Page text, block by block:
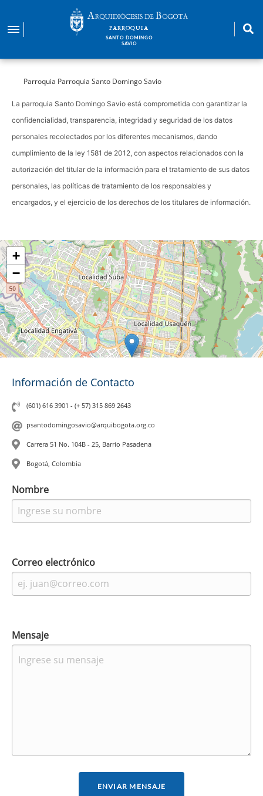
contenido
PARROQUIA
SANTO DOMINGO
SAVIO
Parroquia Parroquia Santo Domingo Savio
La parroquia Santo Domingo Savio está comprometida con garantizar la
confidencialidad, transparencia, integridad y seguridad de los datos
personales recolectados por los diferentes mecanismos, dando
cumplimiento de la ley 1581 de 2012, con aspectos relacionados con la
autorización del titular de la información para el tratamiento de sus datos
personales, las políticas de tratamiento de los responsables y
encargados, y el ejercicio de los derechos de los titulares de información.
+
−
Información de Contacto
(601) 616 3901 - (+ 57) 315 869 2643
psantodomingosavio@arquibogota.org.co
Carrera 51 No. 104B - 25, Barrio Pasadena
Bogotá, Colombia
Nombre
Correo electrónico
Mensaje
ENVIAR MENSAJE